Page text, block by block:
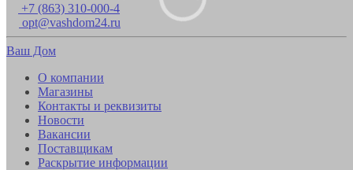
+7 (863) 310-000-4
opt@vashdom24.ru
Ваш Дом
О компании
Магазины
Контакты и реквизиты
Новости
Вакансии
Поставщикам
Раскрытие информации